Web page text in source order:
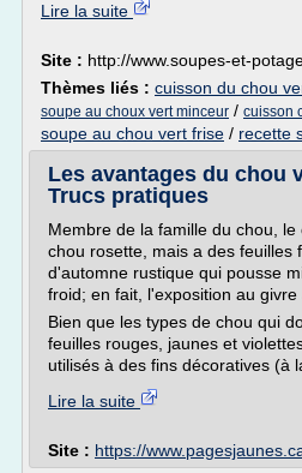
Lire la suite
Site : http://www.soupes-et-
Thèmes liés : cuisson du chou
soupe au choux vert minceur / cuisson
soupe au chou vert frise / recette
Les avantages du chou
Trucs pratiques
Membre de la famille du chou,
chou rosette, mais a des feuilles
d'automne rustique qui pousse
froid; en fait, l'exposition au givre
Bien que les types de chou qui
feuilles rouges, jaunes et
utilisés à des fins décoratives (à
Lire la suite
Site : https://